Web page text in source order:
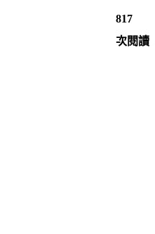
817
次閱讀